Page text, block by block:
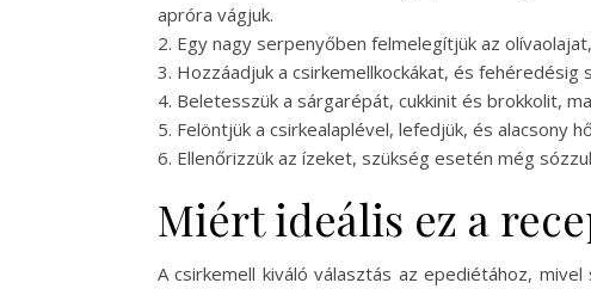
apróra vágjuk.
2. Egy nagy serpenyőben felmelegítjük az
3. Hozzáadjuk a csirkemellkockákat, és
4. Beletesszük a sárgarépát, cukkinit és brokkolit,
5. Felöntjük a csirkealaplével, lefedjük, és alacsony
6. Ellenőrizzük az ízeket, szükség esetén még
Miért ideális ez a
A csirkemell kiváló választás az epediétához,